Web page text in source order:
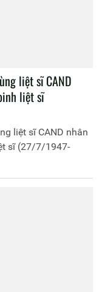
liệt sĩ CAND
liệt sĩ
liệt sĩ CAND nhân
sĩ (27/7/1947-